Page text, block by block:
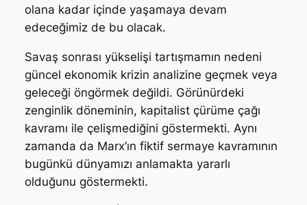
olana kadar içinde yaşamaya devam
edeceğimiz de bu olacak.
Savaş sonrası yükselişi tartışmamın nedeni
güncel ekonomik krizin analizine geçmek veya
geleceği öngörmek değildi. Görünürdeki
zenginlik döneminin, kapitalist çürüme çağı
kavramı ile çelişmediğini göstermekti. Aynı
zamanda da Marx’ın fiktif sermaye kavramının
bugünkü dünyamızı anlamakta yararlı
olduğunu göstermekti.